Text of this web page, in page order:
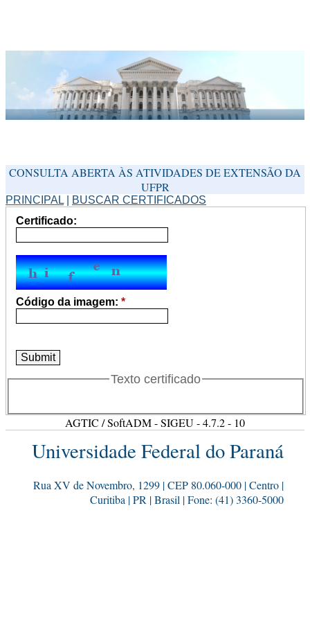
CONSULTA ABERTA ÀS ATIVIDADES DE EXTENSÃO DA
UFPR
PRINCIPAL
BUSCAR CERTIFICADOS
Certificado:
Código da imagem: *
Texto certificado
AGTIC / SoftADM - SIGEU - 4.7.2 - 10
Universidade Federal do Paraná
Rua XV de Novembro, 1299 | CEP 80.060-000 | Centro |
Curitiba | PR | Brasil | Fone: (41) 3360-5000